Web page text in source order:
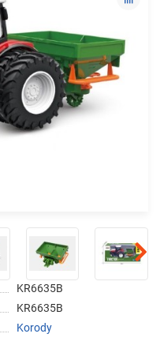
KR6635B
KR6635B
Korody